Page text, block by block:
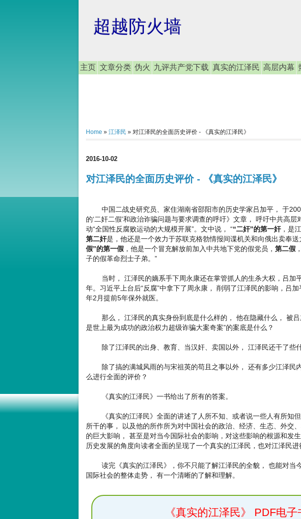
超越防火墙
主页 文章分类 伪火 九评共产党下载 真实的江泽民 高层内幕
Home » 江泽民 » 对江泽民的全面历史评价 - 《真实的江泽民》
2016-10-02
对江泽民的全面历史评价 - 《真实的江泽民》
中国二战史研究员、家住湖南省邵阳市的历史学家吕加平， 于
的‘二奸二假’和政治诈骗问题与要求调查的呼吁》文章， 呼吁中共高
动“全国性反腐败运动的大规模开展”。文中说， ““二奸”的第一奸，是
第二奸是，他还是一个效力于苏联克格勃情报间谍机关和向俄出卖奉
假”的第一假 ，他是一个冒充解放前加入中共地下党的假党员， 第二假
子的假革命烈士子弟。”
当时， 江泽民的嫡系手下周永康还在掌管抓人的生杀大权，吕加
年。习近平上台后“反腐”中拿下了周永康， 削弱了江泽民的影响，吕
年2月提前5年保外就医。
那么， 江泽民的真实身份到底是什么样的， 他在隐藏什么， 被吕
是世上最为成功的政治权力超级诈骗大案奇案”的案底是什么？
除了江泽民的出身、教育、当汉奸、卖国以外， 江泽民还干了些
除了搞的满城风雨的与宋祖英的苟且之事以外， 还有多少江泽民
么进行全面的评价？
《真实的江泽民》一书给出了所有的答案。
《真实的江泽民》全面的讲述了人所不知、或者说一些人有所知但
所干的事， 以及他的所作所为对中国社会的政治、经济、生态、外交
的巨大影响， 甚至是对当今国际社会的影响，对这些影响的根源和发
历史发展的角度向读者全面的呈现了一个真实的江泽民，也对江泽民进
读完《真实的江泽民》，你不只能了解江泽民的全貌， 也能对当
国际社会的整体走势， 有一个清晰的了解和理解。
《真实的江泽民》 PDF电